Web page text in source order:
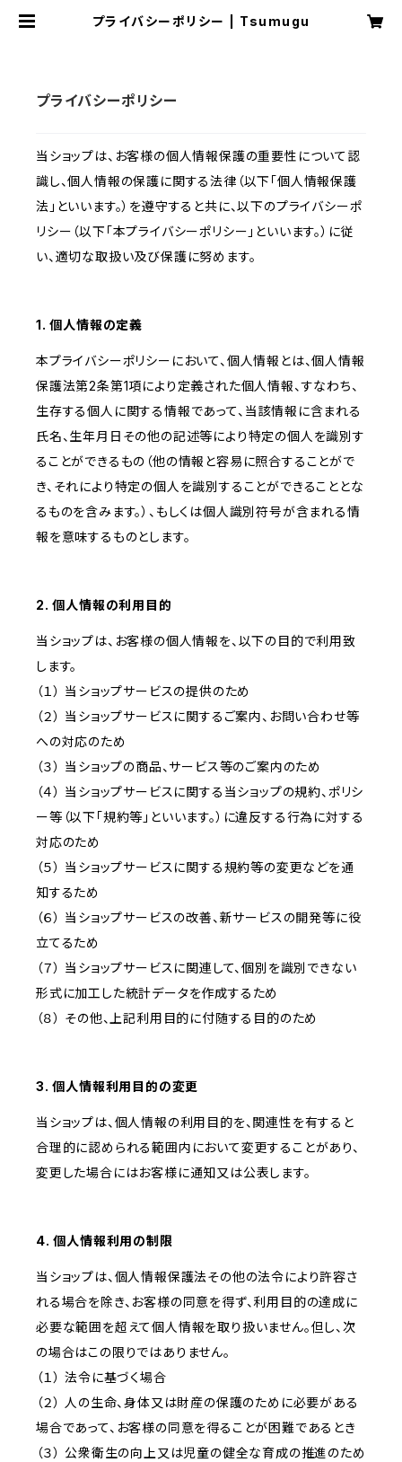
プライバシーポリシー | Tsumugu
プライバシーポリシー
当ショップは、お客様の個人情報保護の重要性について認
識し、個人情報の保護に関する法律（以下「個人情報保護
法」といいます。）を遵守すると共に、以下のプライバシーポ
リシー（以下「本プライバシーポリシー」といいます。）に従
い、適切な取扱い及び保護に努めます。
1. 個人情報の定義
本プライバシーポリシーにおいて、個人情報とは、個人情報
保護法第2条第1項により定義された個人情報、すなわち、
生存する個人に関する情報であって、当該情報に含まれる
氏名、生年月日その他の記述等により特定の個人を識別す
ることができるもの（他の情報と容易に照合することがで
き、それにより特定の個人を識別することができることとな
るものを含みます。）、もしくは個人識別符号が含まれる情
報を意味するものとします。
2. 個人情報の利用目的
当ショップは、お客様の個人情報を、以下の目的で利用致
します。
（１） 当ショップサービスの提供のため
（２） 当ショップサービスに関するご案内、お問い合わせ等
への対応のため
（３） 当ショップの商品、サービス等のご案内のため
（４） 当ショップサービスに関する当ショップの規約、ポリシ
ー等（以下「規約等」といいます。）に違反する行為に対する
対応のため
（５） 当ショップサービスに関する規約等の変更などを通
知するため
（６） 当ショップサービスの改善、新サービスの開発等に役
立てるため
（７） 当ショップサービスに関連して、個別を識別できない
形式に加工した統計データを作成するため
（８） その他、上記利用目的に付随する目的のため
3. 個人情報利用目的の変更
当ショップは、個人情報の利用目的を、関連性を有すると
合理的に認められる範囲内において変更することがあり、
変更した場合にはお客様に通知又は公表します。
4. 個人情報利用の制限
当ショップは、個人情報保護法その他の法令により許容さ
れる場合を除き、お客様の同意を得ず、利用目的の達成に
必要な範囲を超えて個人情報を取り扱いません。但し、次
の場合はこの限りではありません。
（１） 法令に基づく場合
（２） 人の生命、身体又は財産の保護のために必要がある
場合であって、お客様の同意を得ることが困難であるとき
（３） 公衆衛生の向上又は児童の健全な育成の推進のため